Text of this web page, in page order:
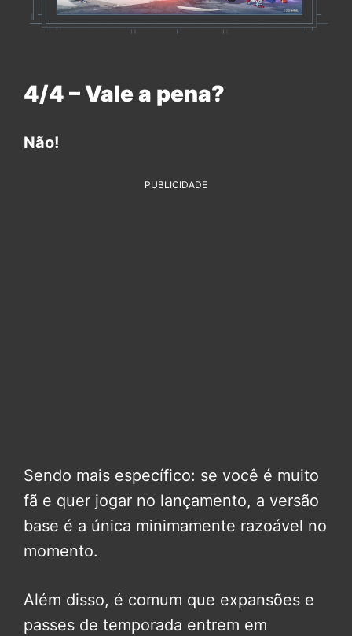
4/4 – Vale a pena?
Não!
PUBLICIDADE
Sendo mais específico: se você é muito
fã e quer jogar no lançamento, a versão
base é a única minimamente razoável no
momento.
Além disso, é comum que expansões e
passes de temporada entrem em